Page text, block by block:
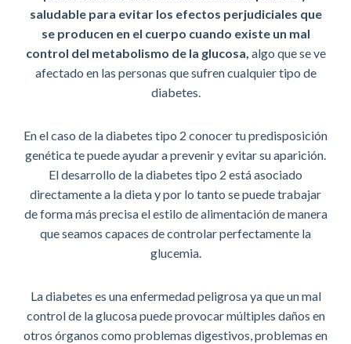
saludable para evitar los efectos perjudiciales que
se producen en el cuerpo cuando existe un mal
control del metabolismo de la glucosa, algo que se ve
afectado en las personas que sufren cualquier tipo de
diabetes.
En el caso de la diabetes tipo 2 conocer tu predisposición
genética te puede ayudar a prevenir y evitar su aparición.
El desarrollo de la diabetes tipo 2 está asociado
directamente a la dieta y por lo tanto se puede trabajar
de forma más precisa el estilo de alimentación de manera
que seamos capaces de controlar perfectamente la
glucemia.
La diabetes es una enfermedad peligrosa ya que un mal
control de la glucosa puede provocar múltiples daños en
otros órganos como problemas digestivos, problemas en